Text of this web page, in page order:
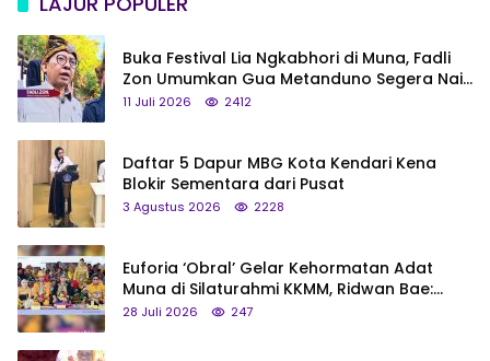
Buka Festival Lia Ngkabhori di Muna, Fadli
Zon Umumkan Gua Metanduno Segera Naik
Status Jadi Cagar Budaya Nasional
11 Juli 2026 2412
Daftar 5 Dapur MBG Kota Kendari Kena
Blokir Sementara dari Pusat
3 Agustus 2026 2228
Euforia ‘Obral’ Gelar Kehormatan Adat
Muna di Silaturahmi KKMM, Ridwan Bae:
Saya Bukan Tipe Begitu, Belum Pantas!
28 Juli 2026 247